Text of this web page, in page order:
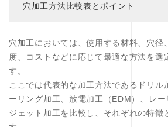
穴加工方法比較表とポイント
穴加工においては、使用する材料、穴径
度、コストなどに応じて最適な方法を選
す。
ここでは代表的な加工方法であるドリル
ーリング加工、放電加工（EDM）、レ
ジェット加工を比較し、それぞれの特徴